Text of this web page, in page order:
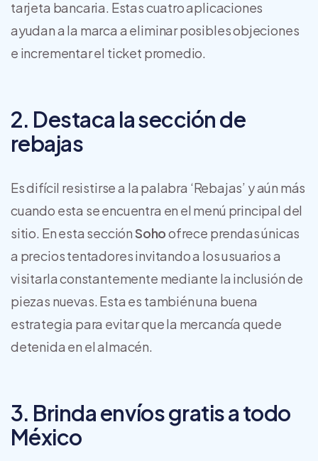
tarjeta bancaria. Estas cuatro aplicaciones
ayudan a la marca a eliminar posibles objeciones
e incrementar el ticket promedio.
2. Destaca la sección de
rebajas
Es difícil resistirse a la palabra ‘Rebajas’ y aún más
cuando esta se encuentra en el menú principal del
sitio. En esta secciónSohoofrece prendas únicas
a precios tentadores invitando a los usuarios a
visitarla constantemente mediante la inclusión de
piezas nuevas. Esta es también una buena
estrategia para evitar que la mercancía quede
detenida en el almacén.
3. Brinda envíos gratis a todo
México